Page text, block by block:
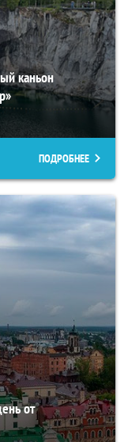
каньон
ПОДРОБНЕЕ
от